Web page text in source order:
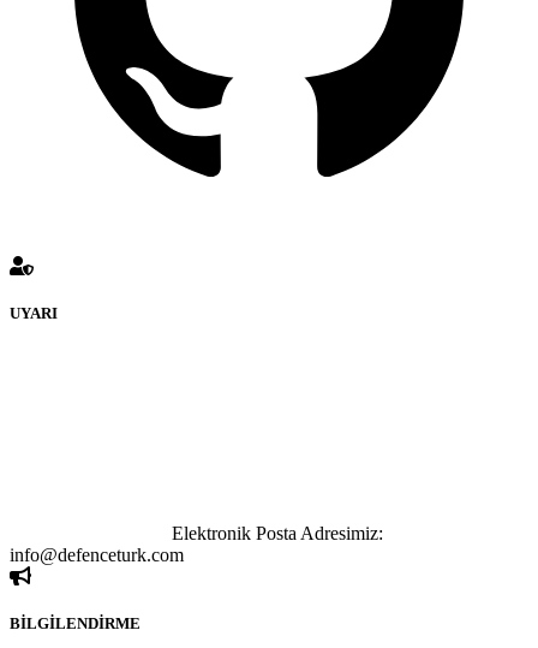
UYARI
Elektronik Posta Adresimiz:
info@defenceturk.com
BİLGİLENDİRME